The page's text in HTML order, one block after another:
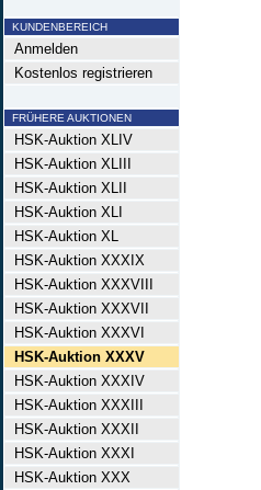
KUNDENBEREICH
Anmelden
Kostenlos registrieren
FRÜHERE AUKTIONEN
HSK-Auktion XLIV
HSK-Auktion XLIII
HSK-Auktion XLII
HSK-Auktion XLI
HSK-Auktion XL
HSK-Auktion XXXIX
HSK-Auktion XXXVIII
HSK-Auktion XXXVII
HSK-Auktion XXXVI
HSK-Auktion XXXV
HSK-Auktion XXXIV
HSK-Auktion XXXIII
HSK-Auktion XXXII
HSK-Auktion XXXI
HSK-Auktion XXX